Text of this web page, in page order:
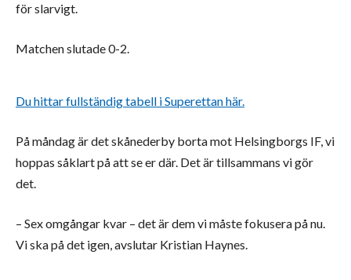
för slarvigt.
Matchen slutade 0-2.
Du hittar fullständig tabell i Superettan här.
På måndag är det skånederby borta mot Helsingborgs IF, vi
hoppas såklart på att se er där. Det är tillsammans vi gör
det.
– Sex omgångar kvar – det är dem vi måste fokusera på nu.
Vi ska på det igen, avslutar Kristian Haynes.